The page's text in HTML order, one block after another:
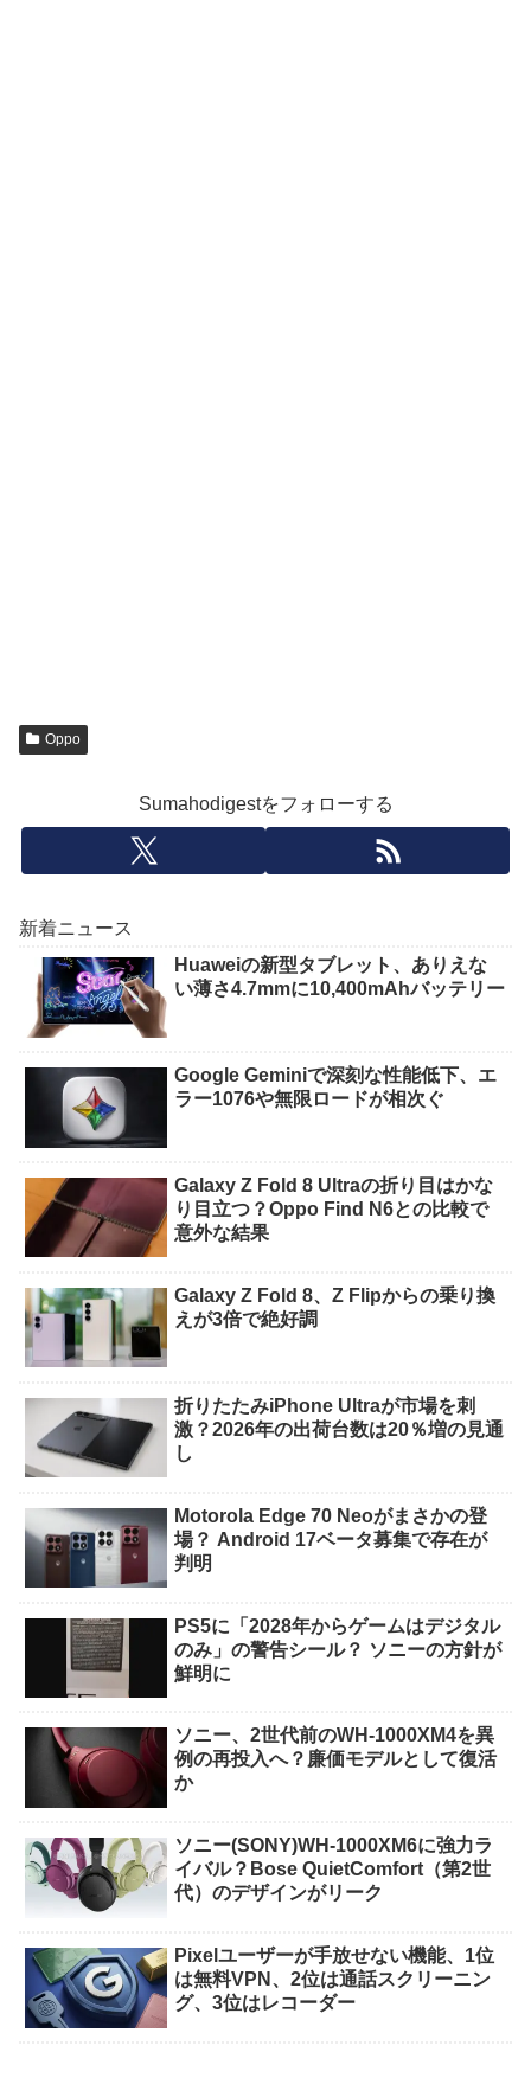
Oppo
Sumahodigestをフォローする
新着ニュース
Huaweiの新型タブレット、ありえな
い薄さ4.7mmに10,400mAhバッテリー
Google Geminiで深刻な性能低下、エ
ラー1076や無限ロードが相次ぐ
Galaxy Z Fold 8 Ultraの折り目はかな
り目立つ？Oppo Find N6との比較で
意外な結果
Galaxy Z Fold 8、Z Flipからの乗り換
えが3倍で絶好調
折りたたみiPhone Ultraが市場を刺
激？2026年の出荷台数は20％増の見通
し
Motorola Edge 70 Neoがまさかの登
場？ Android 17ベータ募集で存在が
判明
PS5に「2028年からゲームはデジタル
のみ」の警告シール？ ソニーの方針が
鮮明に
ソニー、2世代前のWH-1000XM4を異
例の再投入へ？廉価モデルとして復活
か
ソニー(SONY)WH-1000XM6に強力ラ
イバル？Bose QuietComfort（第2世
代）のデザインがリーク
Pixelユーザーが手放せない機能、1位
は無料VPN、2位は通話スクリーニン
グ、3位はレコーダー